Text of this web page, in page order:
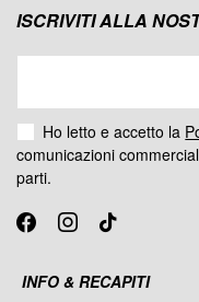
INFO & RECAPITI
ISCRIVITI ALLA
Ho letto e accetto la
comunicazioni
parti.